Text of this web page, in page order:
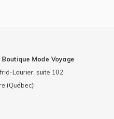
Mode Voyage
Laurier, suite 102
(Québec)